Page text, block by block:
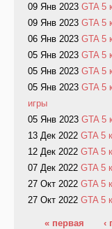
09 Янв 2023 GTA 5
09 Янв 2023 GTA 5
06 Янв 2023 GTA 5
05 Янв 2023 GTA 5
05 Янв 2023 GTA 5
05 Янв 2023 GTA 5
игры
05 Янв 2023 GTA 5
13 Дек 2022 GTA 5
12 Дек 2022 GTA 5
07 Дек 2022 GTA 5
27 Окт 2022 GTA 5
27 Окт 2022 GTA 5
« первая ‹